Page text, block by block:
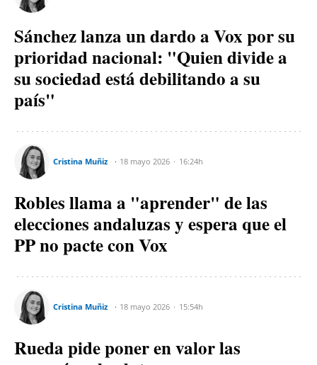
Sánchez lanza un dardo a Vox por su
prioridad nacional: "Quien divide a
su sociedad está debilitando a su
país"
Cristina Muñiz 18 mayo 2026 16:24h
Robles llama a "aprender" de las
elecciones andaluzas y espera que el
PP no pacte con Vox
Cristina Muñiz 18 mayo 2026 15:54h
Rueda pide poner en valor las